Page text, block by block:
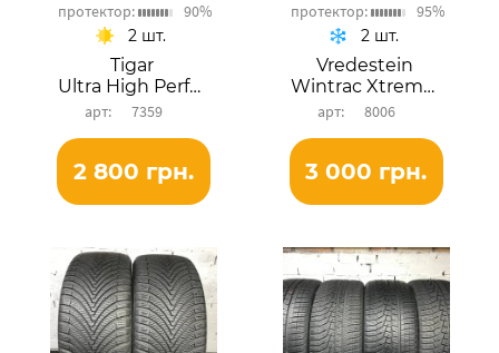
протектор: 90%
Tigar
Ultra High Performance
7359
2 шт.
2 800 грн.
протектор: 95%
Vredestein
Wintrac Xtreme S
8006
2 шт.
3 000 грн.